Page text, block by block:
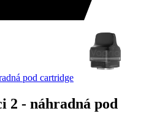
pod cartridge
2 - náhradná pod